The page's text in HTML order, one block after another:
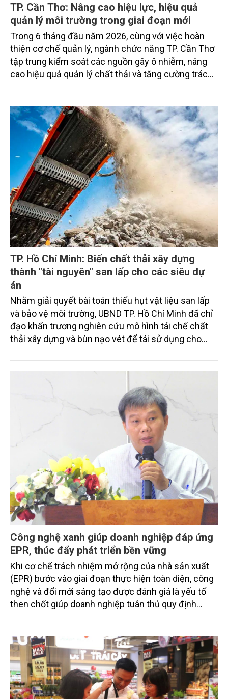
TP. Cần Thơ: Nâng cao hiệu lực, hiệu quả
quản lý môi trường trong giai đoạn mới
Trong 6 tháng đầu năm 2026, cùng với việc hoàn
thiện cơ chế quản lý, ngành chức năng TP. Cần Thơ
tập trung kiểm soát các nguồn gây ô nhiễm, nâng
cao hiệu quả quản lý chất thải và tăng cường trách
luật về môi trường tạo nền tảng cho mục tiêu phát
triển kinh tế - xã hội bền vững.
TP. Hồ Chí Minh: Biến chất thải xây dựng
thành "tài nguyên" san lấp cho các siêu dự
án
Nhằm giải quyết bài toán thiếu hụt vật liệu san lấp
và bảo vệ môi trường, UBND TP. Hồ Chí Minh đã chỉ
đạo khẩn trương nghiên cứu mô hình tái chế chất
thải xây dựng và bùn nạo vét để tái sử dụng cho
Công nghệ xanh giúp doanh nghiệp đáp ứng
EPR, thúc đẩy phát triển bền vững
Khi cơ chế trách nhiệm mở rộng của nhà sản xuất
(EPR) bước vào giai đoạn thực hiện toàn diện, công
nghệ và đổi mới sáng tạo được đánh giá là yếu tố
then chốt giúp doanh nghiệp tuân thủ quy định
đổi sang mô hình kinh tế tuần hoàn và phát triển
bền vững.